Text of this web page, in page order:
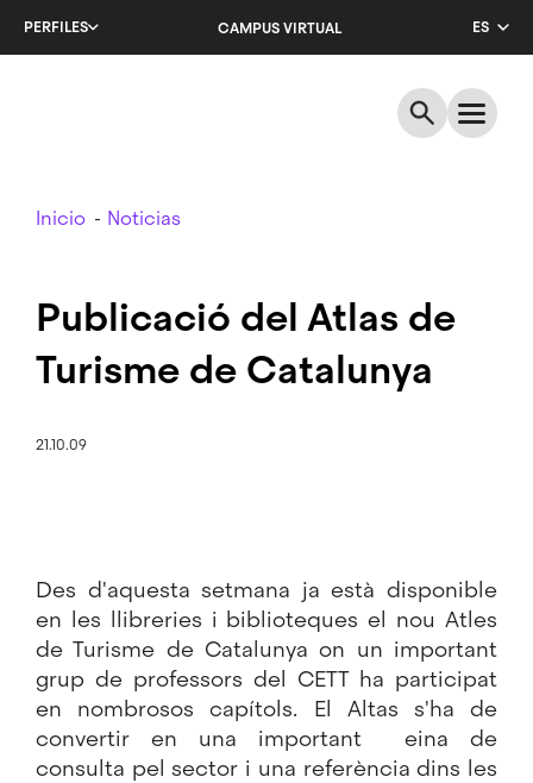
PERFILES CAMPUS VIRTUAL
ES
EN
Breadcrumb
Inicio Noticias
Publicació del Atlas de
Turisme de Catalunya
21.10.09
Des d'aquesta setmana ja està disponible
en les llibreries i biblioteques el nou Atles
de Turisme de Catalunya on un important
grup de professors del CETT ha participat
en nombrosos capítols. El Altas s'ha de
convertir en una important eina de
consulta pel sector i una referència dins les